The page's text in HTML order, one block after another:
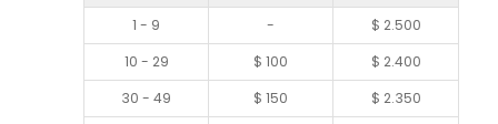
1 - 9
- $ 2.500
10 - 29
$ 100 $ 2.400
30 - 49
$ 150 $ 2.350